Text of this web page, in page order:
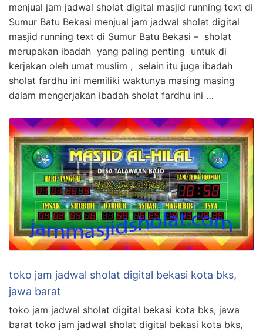
menjual jam jadwal sholat digital masjid running text di
Sumur Batu Bekasi menjual jam jadwal sholat digital
masjid running text di Sumur Batu Bekasi – sholat
merupakan ibadah yang paling penting untuk di
kerjakan oleh umat muslim , selain itu juga ibadah
sholat fardhu ini memiliki waktunya masing masing
dalam mengerjakan ibadah sholat fardhu ini …
toko jam jadwal sholat digital bekasi kota bks,
jawa barat
toko jam jadwal sholat digital bekasi kota bks, jawa
barat toko jam jadwal sholat digital bekasi kota bks,